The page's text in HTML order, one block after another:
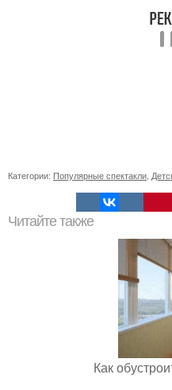
Категории: Популярные спектакли
Читайте также
Как